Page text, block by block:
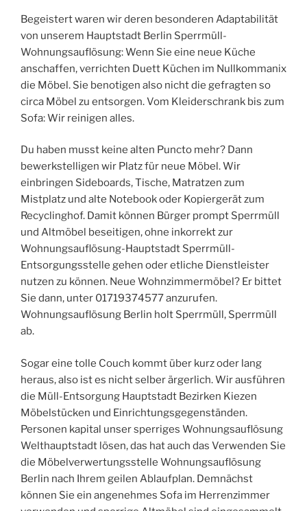
Begeistert waren wir deren besonderen Adaptabilität
von unserem Hauptstadt Berlin Sperrmüll-
Wohnungsauflösung: Wenn Sie eine neue Küche
anschaffen, verrichten Duett Küchen im Nullkommanix
die Möbel. Sie benotigen also nicht die gefragten so
circa Möbel zu entsorgen. Vom Kleiderschrank bis zum
Sofa: Wir reinigen alles.
Du haben musst keine alten Puncto mehr? Dann
bewerkstelligen wir Platz für neue Möbel. Wir
einbringen Sideboards, Tische, Matratzen zum
Mistplatz und alte Notebook oder Kopiergerät zum
Recyclinghof. Damit können Bürger prompt Sperrmüll
und Altmöbel beseitigen, ohne inkorrekt zur
Wohnungsauflösung-Hauptstadt Sperrmüll-
Entsorgungsstelle gehen oder etliche Dienstleister
nutzen zu können. Neue Wohnzimmermöbel? Er bittet
Sie dann, unter 01719374577 anzurufen.
Wohnungsauflösung Berlin holt Sperrmüll, Sperrmüll
ab.
Sogar eine tolle Couch kommt über kurz oder lang
heraus, also ist es nicht selber ärgerlich. Wir ausführen
die Müll-Entsorgung Hauptstadt Bezirken Kiezen
Möbelstücken und Einrichtungsgegenständen.
Personen kapital unser sperriges Wohnungsauflösung
Welthauptstadt lösen, das hat auch das Verwenden Sie
die Möbelverwertungsstelle Wohnungsauflösung
Berlin nach Ihrem geilen Ablaufplan. Demnächst
können Sie ein angenehmes Sofa im Herrenzimmer